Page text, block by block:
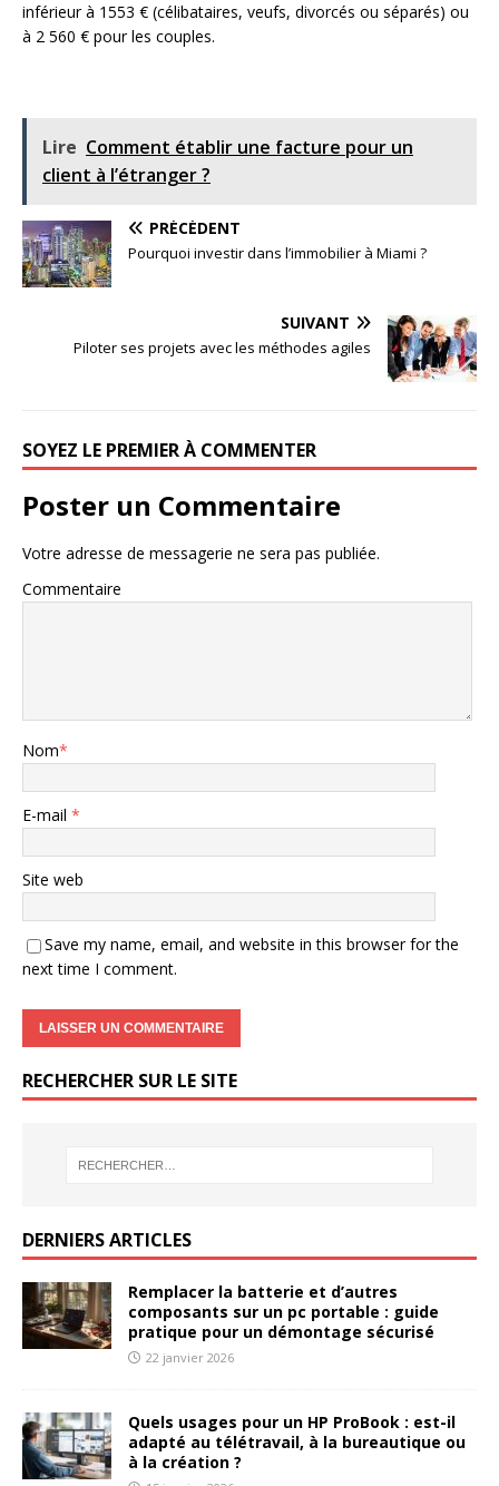
inférieur à 1553 € (célibataires, veufs, divorcés ou séparés) ou
à 2 560 € pour les couples.
Lire Comment établir une facture pour un
client à l’étranger ?
PRÉCÉDENT
Pourquoi investir dans l’immobilier à Miami ?
SUIVANT
Piloter ses projets avec les méthodes agiles
SOYEZ LE PREMIER À COMMENTER
Poster un Commentaire
Votre adresse de messagerie ne sera pas publiée.
Commentaire
Nom*
E-mail *
Site web
Save my name, email, and website in this browser for the
next time I comment.
RECHERCHER SUR LE SITE
DERNIERS ARTICLES
Remplacer la batterie et d’autres
composants sur un pc portable : guide
pratique pour un démontage sécurisé
22 janvier 2026
Quels usages pour un HP ProBook : est-il
adapté au télétravail, à la bureautique ou
à la création ?